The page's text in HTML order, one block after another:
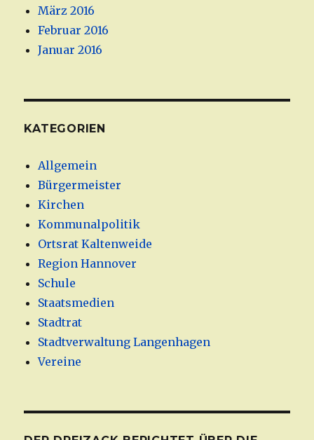
März 2016
Februar 2016
Januar 2016
KATEGORIEN
Allgemein
Bürgermeister
Kirchen
Kommunalpolitik
Ortsrat Kaltenweide
Region Hannover
Schule
Staatsmedien
Stadtrat
Stadtverwaltung Langenhagen
Vereine